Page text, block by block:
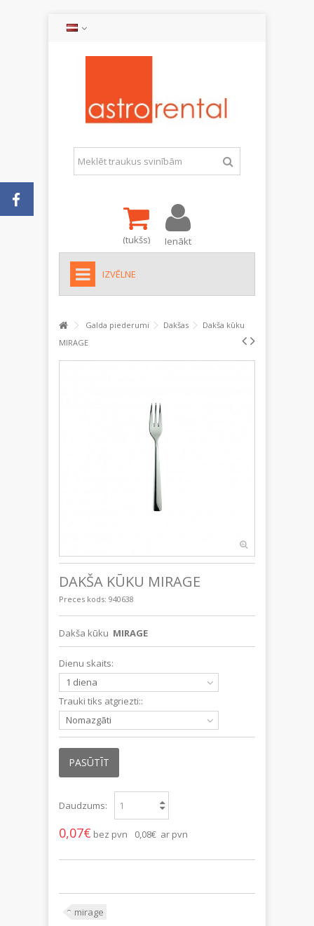
(tukšs) Ienākt
IZVĒLNE
Galda piederumi Dakšas
Dakša kūku
MIRAGE
DAKŠA KŪKU MIRAGE
Preces kods: 940638
Dakša kūku MIRAGE
Dienu skaits:
1 diena
Trauki tiks atgriezti::
Nomazgāti
PASŪTĪT
Daudzums:
0,07€ bez pvn 0,08€ ar pvn
mirage